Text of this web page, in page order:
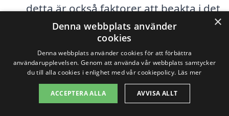
detta är också faktorer att beakta i det
totala priset.
För att få en korrekt uppfattning om
kostnaden för en balkong i Sibble är det
en god idé att jämföra olika erbjudanden
×
Denna webbplats använder
cookies
Denna webbplats använder cookies för att förbättra
användarupplevelsen. Genom att använda vår webbplats samtycker
du till alla cookies i enlighet med vår cookiepolicy. Läs mer
ACCEPTERA ALLA AVVISA ALLT